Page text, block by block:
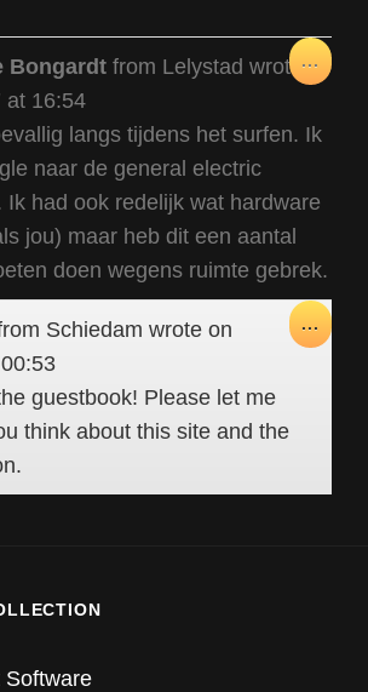
Bongardt from Lelystad wrote
at 16:54
langs tijdens het surfen. Ik
naar de general electric
Ik had ook redelijk wat hardware
jou) maar heb dit een aantal
doen wegens ruimte gebrek.
...
THIS
Schiedam wrote on
00:53
guestbook! Please let me
think about this site and the
...
THIS
Software